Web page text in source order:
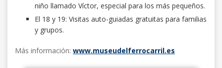
niño llamado Víctor, especial para los más pequeños.
El 18 y 19: Visitas auto-guiadas gratuitas para familias
y grupos.
Más información: www.museudelferrocarril.es